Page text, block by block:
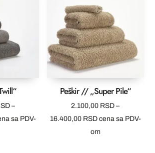
–
sa PDV-
Peškir // „Super Pile“
2.100,00 RSD –
16.400,00 RSDRaspon
cena:
cena sa PDV-
om